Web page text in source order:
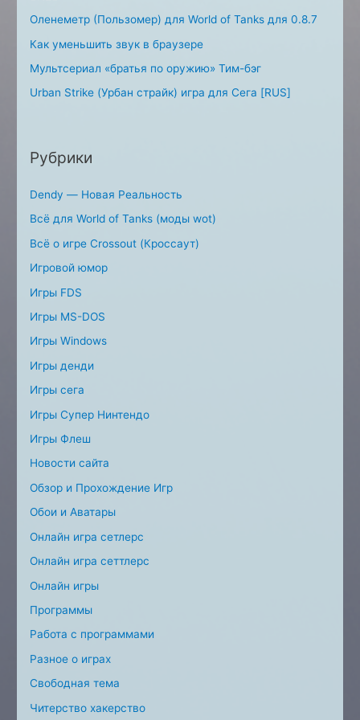
Оленеметр (Пользомер) для World of Tanks для 0.8.7
Как уменьшить звук в браузере
Мультсериал «братья по оружию» Тим-бэг
Urban Strike (Урбан страйк) игра для Сега [RUS]
Рубрики
Dendy — Новая Реальность
Всё для World of Tanks (моды wot)
Всё о игре Crossout (Кроссаут)
Игровой юмор
Игры FDS
Игры MS-DOS
Игры Windows
Игры денди
Игры сега
Игры Супер Нинтендо
Игры Флеш
Новости сайта
Обзор и Прохождение Игр
Обои и Аватары
Онлайн игра сетлерс
Онлайн игра сеттлерс
Онлайн игры
Программы
Работа с программами
Разное о играх
Свободная тема
Читерство хакерство